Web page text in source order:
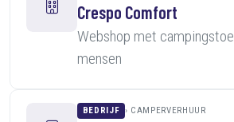
Crespo Comfort
Webshop met
mensen
BEDRIJF CAMPERVERHUUR